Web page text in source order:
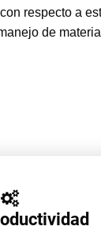
con respecto a
de